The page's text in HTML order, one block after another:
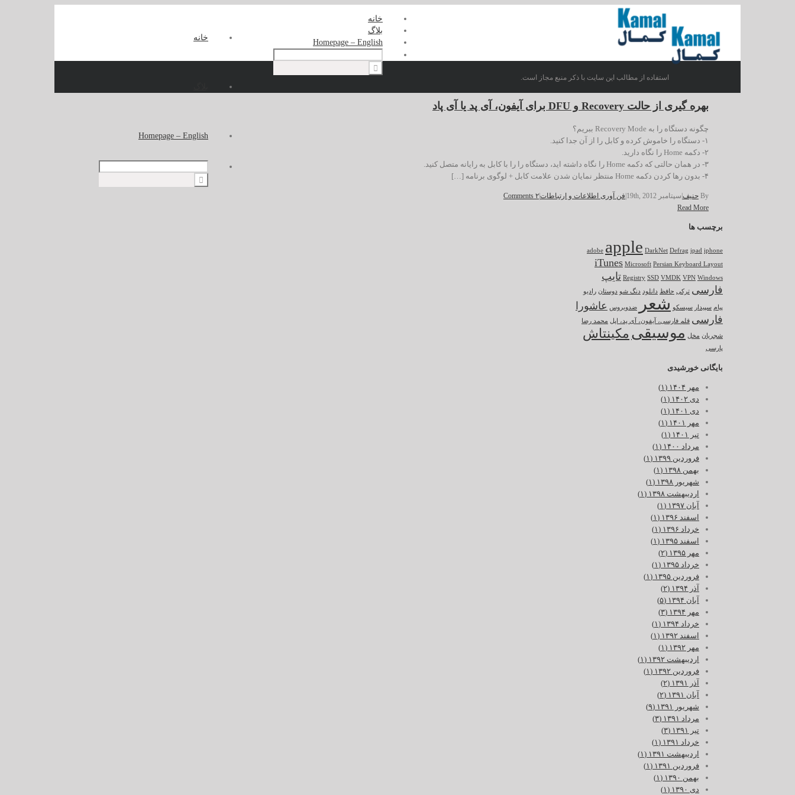
خانه
Homepage – English
خانه
بلاگ
Homepage – English
بهره گیری از حالت Recovery و DFU برای آیفون، آی پد یا آی پاد
چگونه دستگاه را به Recovery Mode ببریم؟
۱- دستگاه را خاموش کرده و کابل را از آن جدا کنید.
۲- دکمه Home را نگاه دارید.
۳- در همان حالتی که دکمه Home را نگاه داشته اید، دستگاه را را با کابل به رایانه متصل کنید.
۴- بدون رها کردن دکمه Home منتظر نمایان شدن علامت کابل + لوگوی برنامه […]
By حنیف|سپتامبر 19th, 2012 |فن آوری اطلاعات و ارتباطات|۲ Comments
Read More
برچسب ها
adobe apple DarkNet Defrag ipad iphone
iTunes Microsoft Persian Keyboard Layout
Registry SSD VMDK VPN Windows
تایپ
فارسی ترکی حافظ دانلود دنگ شو دوستان رادیو
پیام سپیدار سیسکو شعر ضدویروس عاشورا
فارسی قلم فارسی، آیفون، آی پد، اپل محمد رضا
شجریان مخل موسیقی مکینتاش
پارسی
بایگانی خورشیدی
مهر ۱۴۰۴ (۱)
دی ۱۴۰۲ (۱)
دی ۱۴۰۱ (۱)
مهر ۱۴۰۱ (۱)
تیر ۱۴۰۱ (۱)
مرداد ۱۴۰۰ (۱)
فروردین ۱۳۹۹ (۱)
بهمن ۱۳۹۸ (۱)
شهریور ۱۳۹۸ (۱)
اردیبهشت ۱۳۹۸ (۱)
آبان ۱۳۹۷ (۱)
اسفند ۱۳۹۶ (۱)
خرداد ۱۳۹۶ (۱)
اسفند ۱۳۹۵ (۱)
مهر ۱۳۹۵ (۲)
خرداد ۱۳۹۵ (۱)
فروردین ۱۳۹۵ (۱)
آذر ۱۳۹۴ (۲)
آبان ۱۳۹۴ (۵)
مهر ۱۳۹۴ (۳)
خرداد ۱۳۹۴ (۱)
اسفند ۱۳۹۲ (۱)
مهر ۱۳۹۲ (۱)
اردیبهشت ۱۳۹۲ (۱)
فروردین ۱۳۹۲ (۱)
آذر ۱۳۹۱ (۲)
آبان ۱۳۹۱ (۲)
شهریور ۱۳۹۱ (۹)
مرداد ۱۳۹۱ (۳)
تیر ۱۳۹۱ (۳)
خرداد ۱۳۹۱ (۱)
اردیبهشت ۱۳۹۱ (۱)
فروردین ۱۳۹۱ (۱)
بهمن ۱۳۹۰ (۱)
دی ۱۳۹۰ (۱)
استفاده از مطالب این سایت با ذکر منبع مجاز است.